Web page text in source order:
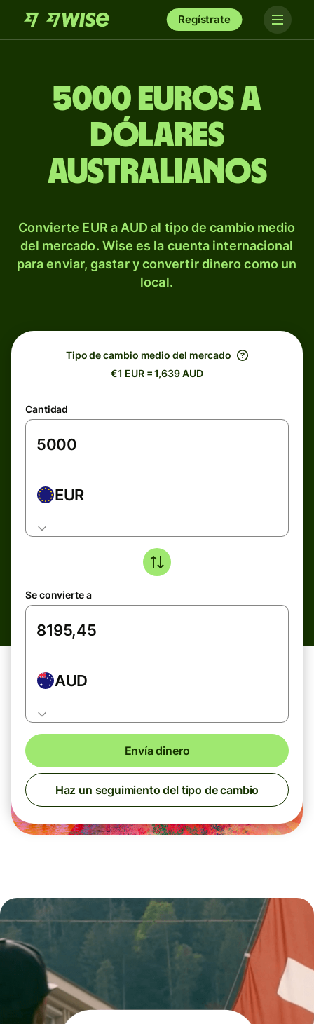
Regístrate
5000 euros a
dólares
australianos
Convierte EUR a AUD al tipo de cambio medio
del mercado. Wise es la cuenta internacional
para enviar, gastar y convertir dinero como un
local.
Tipo de cambio medio del mercado
€1 EUR = 1,639 AUD
Cantidad
EUR
Se convierte a
AUD
Envía dinero
Haz un seguimiento del tipo de cambio